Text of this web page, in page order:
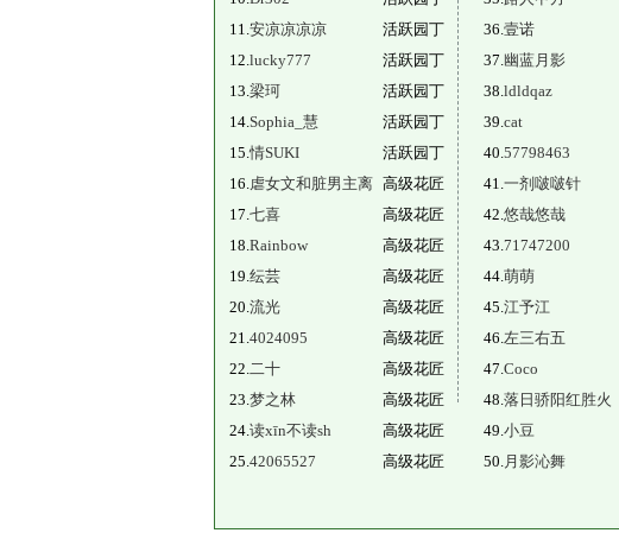
11.安凉凉凉凉
活跃园丁
12.lucky777
活跃园丁
13.梁珂
活跃园丁
14.Sophia_慧
活跃园丁
15.情SUKI
活跃园丁
16.虐女文和脏男主离 高级花匠
17.七喜
高级花匠
18.Rainbow
高级花匠
19.纭芸
高级花匠
20.流光
高级花匠
21.4024095
高级花匠
22.二十
高级花匠
23.梦之林
高级花匠
24.读xīn不读sh
高级花匠
25.42065527 高级花匠
36.壹诺
37.幽蓝月影
38.ldldqaz
39.cat
40.57798463
41.一剂啵啵针
42.悠哉悠哉
43.71747200
44.萌萌
45.江予江
46.左三右五
47.Coco
48.落日骄阳红胜火
49.小豆
50.月影沁舞